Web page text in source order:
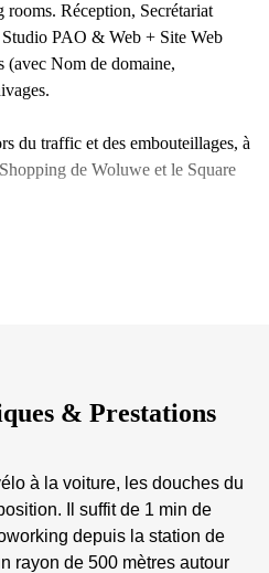
Réception, Secrétariat
PAO & Web + Site Web
(avec Nom de domaine,
du traffic et des embouteillages, à
de Woluwe et le Square
& Prestations
à la voiture, les douches du
Il suffit de 1 min de
depuis la station de
rayon de 500 mètres autour